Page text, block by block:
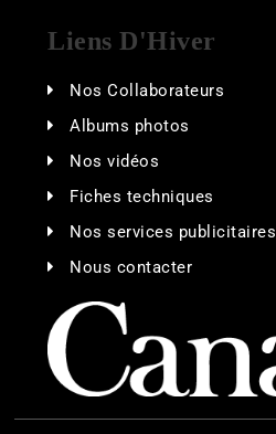
Liens D'Hiver
Nos Collaborateurs
Albums photos
Nos vidéos
Fiches techniques
Nos services publicitaires
Nous contacter